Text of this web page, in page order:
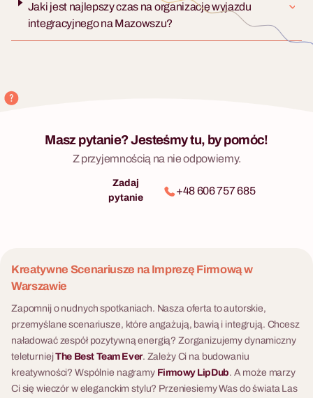
Jaki jest najlepszy czas na organizację wyjazdu
integracyjnego na Mazowszu?
Masz pytanie? Jesteśmy tu, by pomóc!
Z przyjemnością na nie odpowiemy.
Zadaj
pytanie
+48 606 757 685
Kreatywne Scenariusze na Imprezę Firmową w
Warszawie
Zapomnij o nudnych spotkaniach. Nasza oferta to autorskie,
przemyślane scenariusze, które angażują, bawią i integrują. Chcesz
naładować zespół pozytywną energią? Zorganizujemy dynamiczny
teleturniejThe Best Team Ever. Zależy Ci na budowaniu
kreatywności? Wspólnie nagramy Firmowy LipDub. A może marzy
Ci się wieczór w eleganckim stylu? Przeniesiemy Was do świata Las